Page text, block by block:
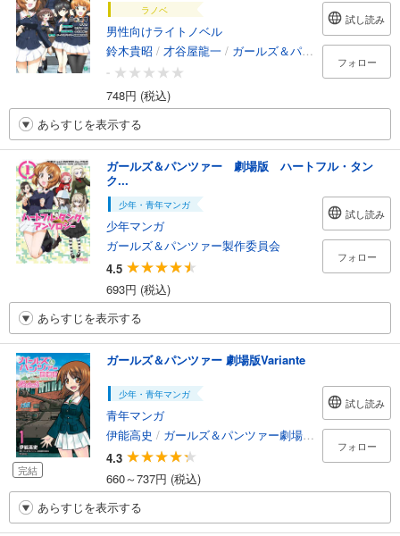
ラノベ
男性向けライトノベル
鈴木貴昭 / 才谷屋龍一 / ガールズ＆パンツァー劇場版製作委員会
-
748円 (税込)
試し読み
フォロー
あらすじを表示する
ガールズ＆パンツァー 劇場版 ハートフル・タン
ク...
少年・青年マンガ
少年マンガ
ガールズ＆パンツァー製作委員会
4.5
693円 (税込)
試し読み
フォロー
あらすじを表示する
完結
ガールズ＆パンツァー 劇場版Variante
少年・青年マンガ
青年マンガ
伊能高史 / ガールズ＆パンツァー劇場版製作委員会
4.3
660～737円 (税込)
試し読み
フォロー
あらすじを表示する